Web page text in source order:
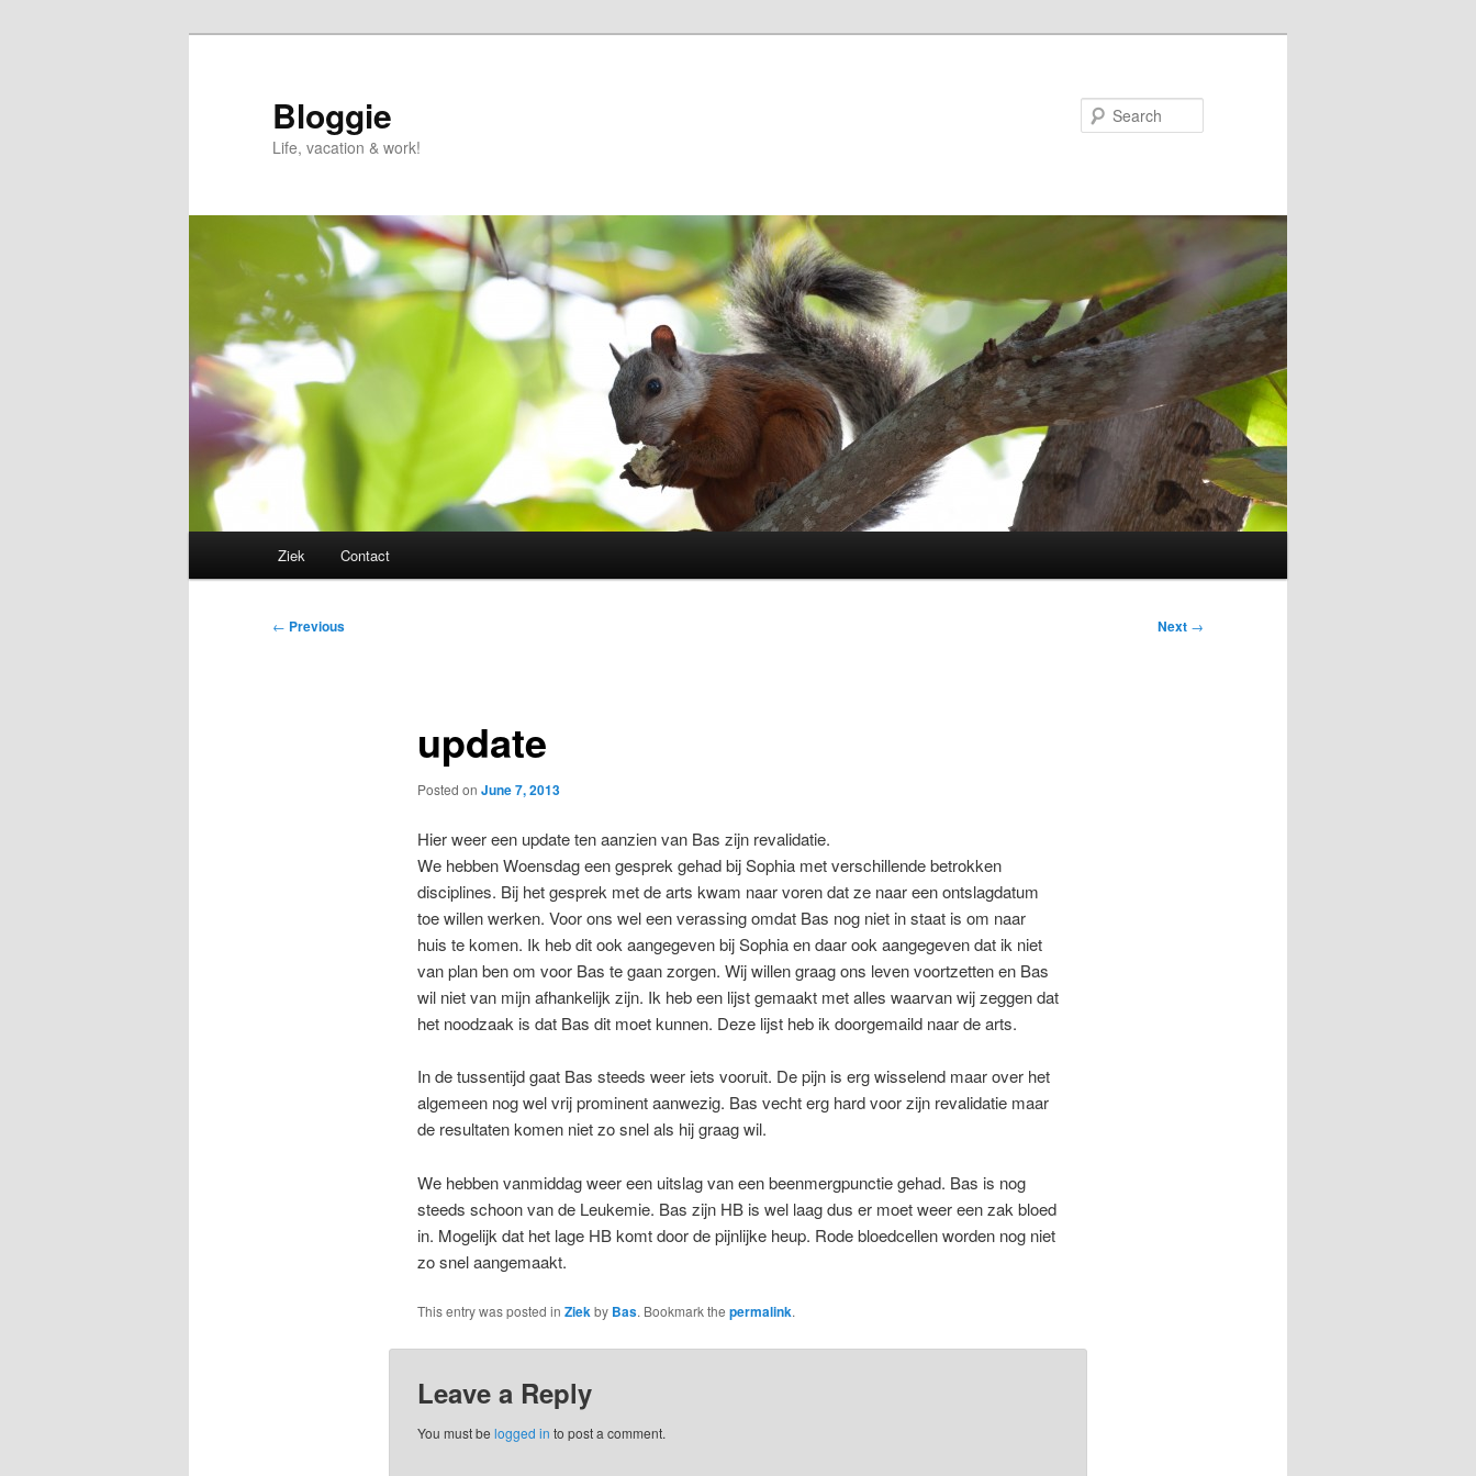
Bloggie
Life, vacation & work!
Ziek Contact
Post
← Previous Next →
update
Posted on June 7, 2013
Hier weer een update ten aanzien van Bas zijn revalidatie.
We hebben Woensdag een gesprek gehad bij Sophia met verschillende betrokken
disciplines. Bij het gesprek met de arts kwam naar voren dat ze naar een ontslagdatum
toe willen werken. Voor ons wel een verassing omdat Bas nog niet in staat is om naar
huis te komen. Ik heb dit ook aangegeven bij Sophia en daar ook aangegeven dat ik niet
van plan ben om voor Bas te gaan zorgen. Wij willen graag ons leven voortzetten en Bas
wil niet van mijn afhankelijk zijn. Ik heb een lijst gemaakt met alles waarvan wij zeggen dat
het noodzaak is dat Bas dit moet kunnen. Deze lijst heb ik doorgemaild naar de arts.
In de tussentijd gaat Bas steeds weer iets vooruit. De pijn is erg wisselend maar over het
algemeen nog wel vrij prominent aanwezig. Bas vecht erg hard voor zijn revalidatie maar
de resultaten komen niet zo snel als hij graag wil.
We hebben vanmiddag weer een uitslag van een beenmergpunctie gehad. Bas is nog
steeds schoon van de Leukemie. Bas zijn HB is wel laag dus er moet weer een zak bloed
in. Mogelijk dat het lage HB komt door de pijnlijke heup. Rode bloedcellen worden nog niet
zo snel aangemaakt.
This entry was posted in Ziekby Bas. Bookmark the permalink.
Leave a Reply
You must be logged in to post a comment.